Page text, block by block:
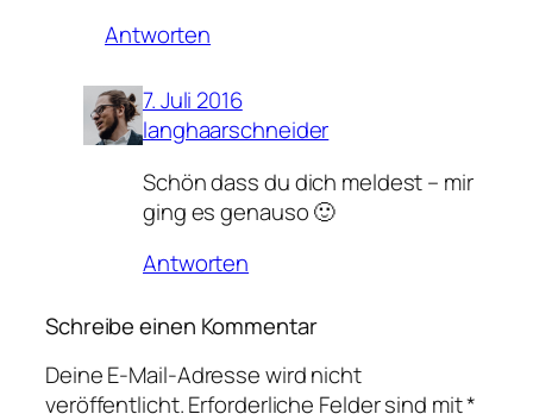
Antworten
7. Juli 2016
langhaarschneider
Schön dass du dich meldest – mir
ging es genauso 🙂
Antworten
Schreibe einen Kommentar
Deine E-Mail-Adresse wird nicht
veröffentlicht.Erforderliche Felder sind mit*